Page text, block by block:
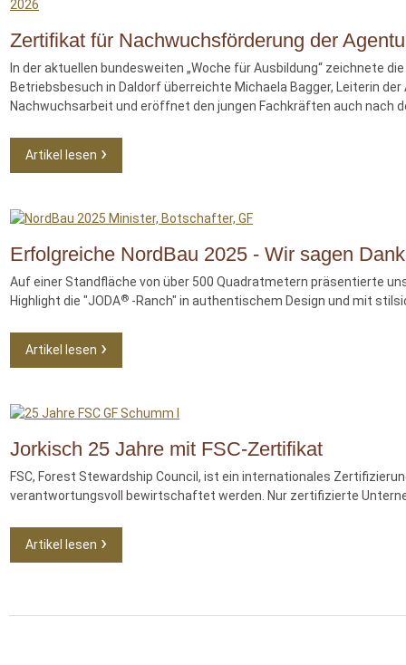
Zertifikat für Nachwuchsförderung der
In der aktuellen bundesweiten „Woche für Ausbildung“ zeichnete
Betriebsbesuch in Daldorf überreichte Michaela Bagger, Leiterin
Nachwuchsarbeit und eröffnet den jungen Fachkräften auch nach
Artikel lesen
Erfolgreiche NordBau 2025 - Wir sagen
Auf einer Standfläche von über 500 Quadratmetern präsentierte
Highlight die "JODA® -Ranch" in authentischem Design und mit
Artikel lesen
Jorkisch 25 Jahre mit FSC-Zertifikat
FSC, Forest Stewardship Council, ist ein internationales
verantwortungsvoll bewirtschaftet werden. Nur zertifizierte
Artikel lesen